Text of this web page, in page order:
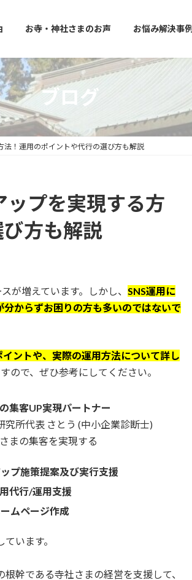
お寺・神社さまのお声 お悩み解決事例
ブログ
法！運用のポイントや代行の選び方も解説
ップを実現する方
方も解説
が増えています。しかし、 SNS運用に
からずお困りの方も多いのではないで
ントや、実際の運用方法について詳し
ので、ぜひ参考にしてください。
集客UP実現パートナー
究所代表 さとう (中小企業診断士)
まの集客を実現する
プ施策提案及び実行支援
代行/運用支援
ムページ作成
います。
根幹である寺社さまの経営を支援して、